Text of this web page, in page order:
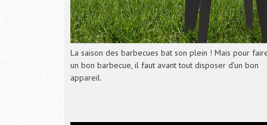
La saison des barbecues bat son plein ! Mais pour
un bon barbecue, il faut avant tout disposer d’un bon
appareil.